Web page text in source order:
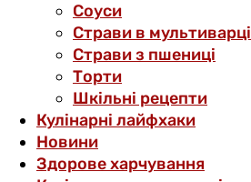
Соуси
Страви в мультиварці
Страви з пшениці
Торти
Шкільні рецепти
Кулінарні лайфхаки
Новини
Здорове харчування